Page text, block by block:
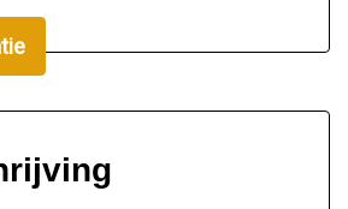
voor en achter